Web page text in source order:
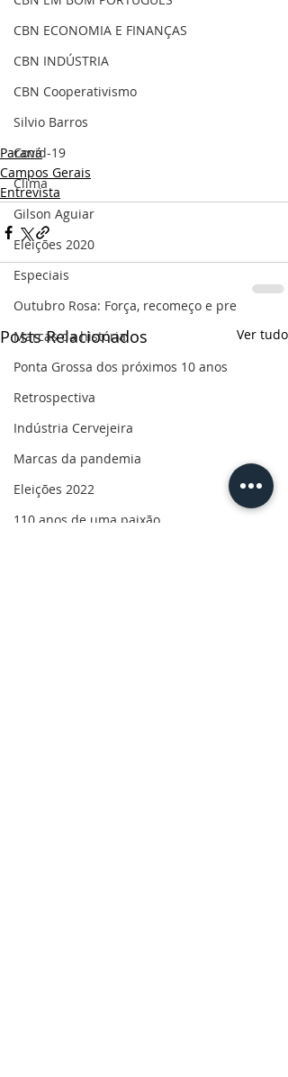
CBN ECONOMIA E FINANÇAS
CBN INDÚSTRIA
CBN Cooperativismo
Silvio Barros
Covid-19
Clima
Gilson Aguiar
Eleições 2020
Especiais
Outubro Rosa: Força, recomeço e pre
Marcas da história
Ponta Grossa dos próximos 10 anos
Retrospectiva
Indústria Cervejeira
Marcas da pandemia
Eleições 2022
110 anos de uma paixão
Paraná
Campos Gerais
Entrevista
Posts Relacionados Ver tudo